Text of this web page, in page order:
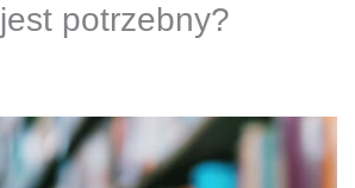
potrzebny?